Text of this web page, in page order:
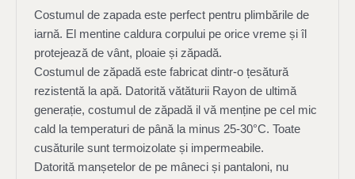
Costumul de zapada este perfect pentru plimbările de
iarnă. El mentine caldura corpului pe orice vreme și îl
protejează de vânt, ploaie și zăpadă.
Costumul de zăpadă este fabricat dintr-o țesătură
rezistentă la apă. Datorită vătăturii Rayon de ultimă
generație, costumul de zăpadă il vă menține pe cel mic
cald la temperaturi de până la minus 25-30°С. Toate
cusăturile sunt termoizolate și impermeabile.
Datorită manșetelor de pe mâneci și pantaloni, nu